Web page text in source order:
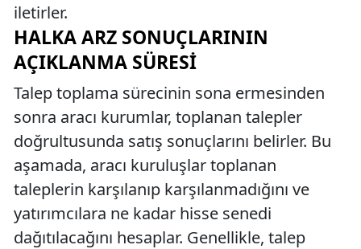
iletirler.
HALKA ARZ SONUÇLARININ
AÇIKLANMA SÜRESI
Talep toplama sürecinin sona ermesinden
sonra aracı kurumlar, toplanan talepler
doğrultusunda satış sonuçlarını belirler. Bu
aşamada, aracı kuruluşlar toplanan
taleplerin karşılanıp karşılanmadığını ve
yatırımcılara ne kadar hisse senedi
dağıtılacağını hesaplar. Genellikle, talep